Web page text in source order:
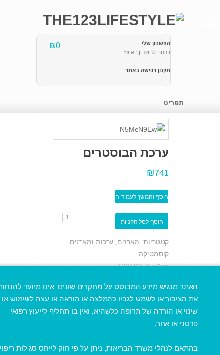
₪0
החשבון שלי
כניסה לחשבון האישי
תקנון רכישה באתר
תפריט
ערכת הבוסטרים
₪741
הוסף לסל הקניות
קטגוריות: מארזים ערכות ומארזים
קוסמטיקה
מק"ט:12310258
.
ביקורות (0)
ביקורות
עדיין לא נכתבו ביקורות למוצר זה.
האתר מנגיש מידע המבוסס על מחקרים שונים ואינו מיועד
את הציבור או לשמש לגביו כהמלצה או הוראה או עצה לשימוש או
שינוי או הורדה של תרופה כלשהיא, ואין בו תחליף לייעוץ רפואי
פרטני או אחר.
בהתאם לנהלי משרד הבריאות, ניתן על פי חוק לייחס סגולות ריפוי